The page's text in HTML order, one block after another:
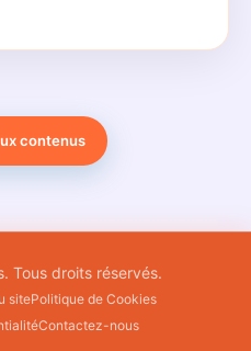
contenus
Tous droits réservés.
sitePolitique de Cookies
Contactez-nous